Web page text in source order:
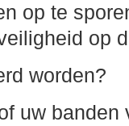
op te
op
worden?
uw banden